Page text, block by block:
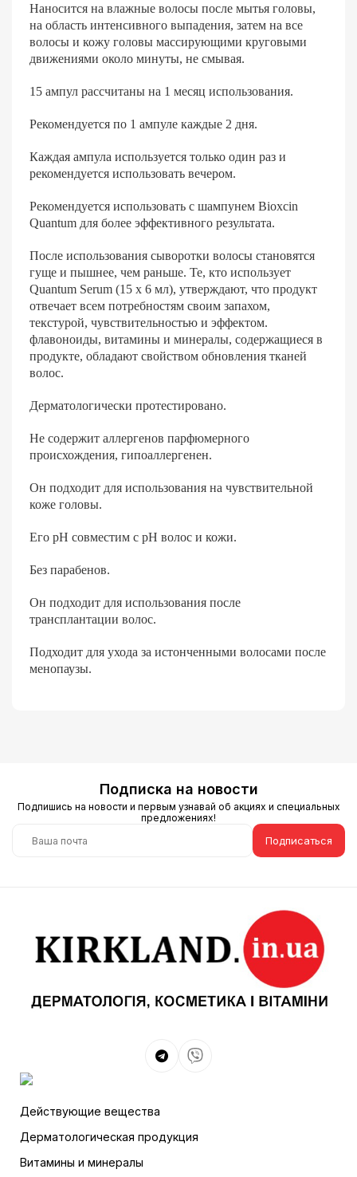
Наносится на влажные волосы после мытья головы,
на область интенсивного выпадения, затем на все
волосы и кожу головы массирующими круговыми
движениями около минуты, не смывая.
15 ампул рассчитаны на 1 месяц использования.
Рекомендуется по 1 ампуле каждые 2 дня.
Каждая ампула используется только один раз и
рекомендуется использовать вечером.
Рекомендуется использовать с шампунем Bioxcin
Quantum для более эффективного результата.
После использования сыворотки волосы становятся
гуще и пышнее, чем раньше. Те, кто использует
Quantum Serum (15 x 6 мл), утверждают, что продукт
отвечает всем потребностям своим запахом,
текстурой, чувствительностью и эффектом.
флавоноиды, витамины и минералы, содержащиеся в
продукте, обладают свойством обновления тканей
волос.
Дерматологически протестировано.
Не содержит аллергенов парфюмерного
происхождения, гипоаллергенен.
Он подходит для использования на чувствительной
коже головы.
Его рН совместим с рН волос и кожи.
Без парабенов.
Он подходит для использования после
трансплантации волос.
Подходит для ухода за истонченными волосами после
менопаузы.
Подписка на новости
Подпишись на новости и первым узнавай об акциях и специальных
предложениях!
Подписаться
Действующие вещества
Дерматологическая продукция
Витамины и минералы